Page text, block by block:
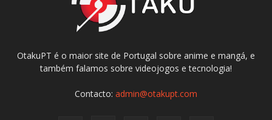
OtakuPT é o maior site de Portugal sobre anime e mangá, e
também falamos sobre videojogos e tecnologia!
Contacto: admin@otakupt.com